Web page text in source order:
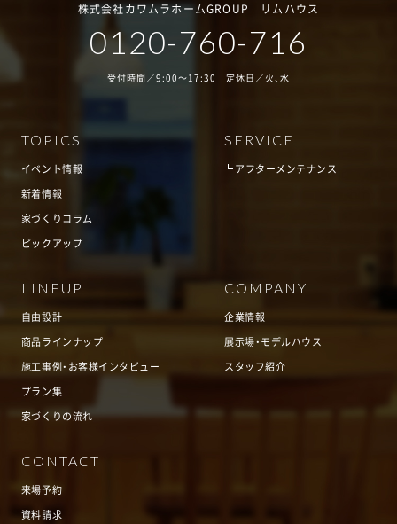
株式会社カワムラホームGROUP リムハウス
0120-760-716
受付時間／9:00～17:30 定休日／火、水
TOPICS
イベント情報
新着情報
家づくりコラム
ピックアップ
SERVICE
アフターメンテナンス
LINEUP
自由設計
商品ラインナップ
施工事例・お客様インタビュー
プラン集
家づくりの流れ
COMPANY
企業情報
展示場・モデルハウス
スタッフ紹介
CONTACT
来場予約
資料請求